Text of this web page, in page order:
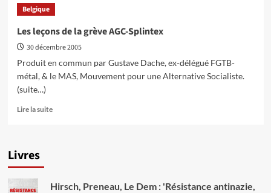
Belgique
Les leçons de la grève AGC-Splintex
30 décembre 2005
Produit en commun par Gustave Dache, ex-délégué FGTB-
métal, & le MAS, Mouvement pour une Alternative Socialiste.
(suite…)
Lire la suiteEn
la
Livres
Hirsch, Preneau, Le Dem : 'Résistance antinazie,